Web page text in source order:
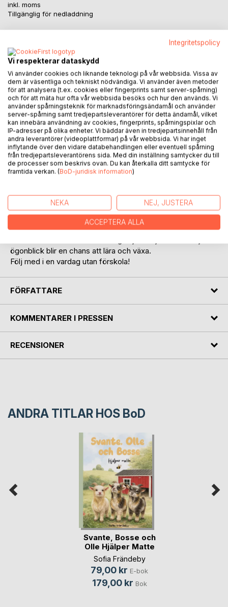
inkl. moms
Tillgänglig för nedladdning
LÄGG I KUNDVAGNEN
Lägg till i kom-ihåglista
Recensera titel
BESKRIVNING
Teddy och Ellis är två syskon som inte går på förskola.
Tillsammans med sin mamma hittar de på roliga saker varje
dag i en lugn och trygg vardag. Genom lek, utflykter och
kreativitet upptäcker de världen i sin egen takt. Utan stress,
ögonblick blir en chans att lära och växa.
Följ med i en vardag utan förskola!
FÖRFATTARE
KOMMENTARER I PRESSEN
RECENSIONER
ANDRA TITLAR HOS BoD
Svante, Bosse och
Olle Hjälper Matte
Sofia Frändeby
79,00 kr E-bok
179,00 kr Bok
Integritetspolicy
Vi respekterar dataskydd
Vi använder cookies och liknande teknologi på vår webbsida. Vissa av
dem är väsentliga och tekniskt nödvändiga. Vi använder även metoder
för att analysera (t.ex. cookies eller fingerprints samt server-spårning)
och för att mäta hur ofta vår webbsida besöks och hur den används. Vi
använder spårningsteknik för marknadsföringsändamål och använder
server-spårning samt tredjepartsleverantörer för detta ändamål, vilket
kan innebära användning av cookies, fingerprints, spårningspixlar och
IP-adresser på olika enheter. Vi bäddar även in tredjepartsinnehåll från
andra leverantörer (videoplattformar) på vår webbsida. Vi har inget
inflytande över den vidare databehandlingen eller eventuell spårning
från tredjepartsleverantörens sida. Med din inställning samtycker du till
de processer som beskrivs ovan. Du kan återkalla ditt samtycke för
framtida verkan. (BoD-juridisk information)
NEKA NEJ, JUSTERA
ACCEPTERA ALLA